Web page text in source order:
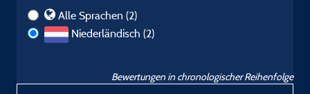
Alle Sprachen (2)
Niederländisch (2)
Bewertungen in chronologischer Reihenfolge